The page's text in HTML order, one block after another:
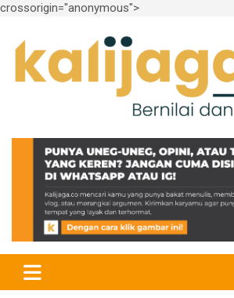
crossorigin="anonymous">
content
kalijaga.co